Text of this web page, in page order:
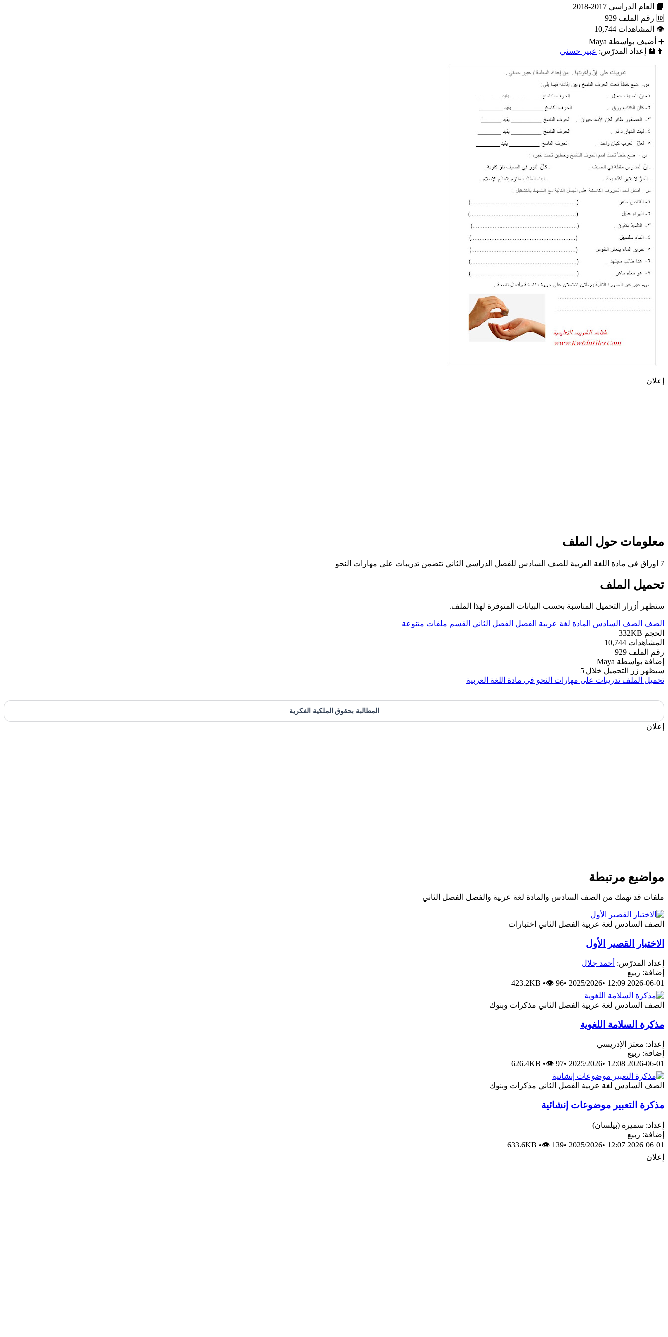
📘 العام الدراسي 2017-2018
🆔 رقم الملف 929
👁 المشاهدات 10,744
➕ أضيف بواسطة Maya
👨‍🏫
إعداد المدرّس: عبير حسني
إعلان
معلومات حول الملف
7 اوراق في مادة اللغة العربية للصف السادس للفصل الدراسي الثاني تتضمن تدريبات على مهارات النحو
تحميل الملف
ستظهر أزرار التحميل المناسبة بحسب البيانات المتوفرة لهذا الملف.
الصف الصف السادس المادة لغة عربية الفصل الفصل الثاني القسم ملفات متنوعة
الحجم 332KB
المشاهدات 10,744
رقم الملف 929
إضافة بواسطة Maya
سيظهر زر التحميل خلال 5
تحميل الملف تدريبات على مهارات النحو في مادة اللغة العربية
المطالبة بحقوق الملكية الفكرية
إعلان
مواضيع مرتبطة
ملفات قد تهمك من الصف السادس والمادة لغة عربية والفصل الفصل الثاني
الصف السادس لغة عربية الفصل الثاني اختبارات
الاختبار القصير الأول
إعداد المدرّس: أحمد جلال
إضافة: ربيع
2026-06-01 12:09
•
2025/2026
•
423.2KB •👁 96
الصف السادس لغة عربية الفصل الثاني مذكرات وبنوك
مذكرة السلامة اللغوية
إعداد: معتز الإدريسي
إضافة: ربيع
2026-06-01 12:08
•
2025/2026
•
626.4KB •👁 97
الصف السادس لغة عربية الفصل الثاني مذكرات وبنوك
مذكرة التعبير موضوعات إنشائية
إعداد: سميرة (بيلسان)
إضافة: ربيع
2026-06-01 12:07
•
2025/2026
•
633.6KB •👁 139
إعلان